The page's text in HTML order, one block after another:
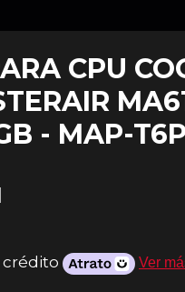
CPU
- MAP-
crédito Ver